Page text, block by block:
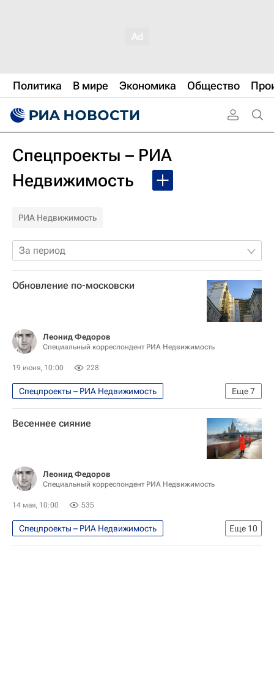
Политика В мире Экономика Общество
Спецпроекты – РИА
Недвижимость
РИА Недвижимость
За период
Обновление по-московски
Леонид Федоров
Специальный корреспондент РИА Недвижимость
19 июня, 10:00 228
Еще7
Спецпроекты – РИА Недвижимость
Москва
Москва Сегодня: мегаполис для жизни
Городское хозяйство Москвы
Капремонт в Москве
Капремонт
Город: детали – РИА Недвижимость
Весеннее сияние
Леонид Федоров
Специальный корреспондент РИА Недвижимость
14 мая, 10:00 535
Еще 10
Спецпроекты – РИА Недвижимость
Москва